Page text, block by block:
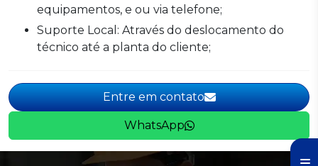
equipamentos, e ou via telefone;
Suporte Local: Através do deslocamento do
técnico até a planta do cliente;
Entre em contato
WhatsApp